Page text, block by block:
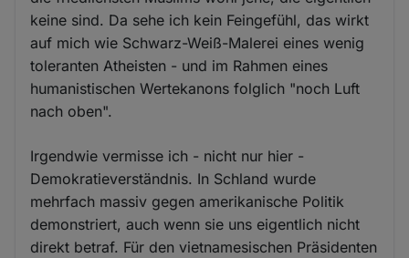
keine sind. Da sehe ich kein Feingefühl, das wirkt
auf mich wie Schwarz-Weiß-Malerei eines wenig
toleranten Atheisten - und im Rahmen eines
humanistischen Wertekanons folglich "noch Luft
nach oben".
Irgendwie vermisse ich - nicht nur hier -
Demokratieverständnis. In Schland wurde
mehrfach massiv gegen amerikanische Politik
demonstriert, auch wenn sie uns eigentlich nicht
direkt betraf. Für den vietnamesischen Präsidenten